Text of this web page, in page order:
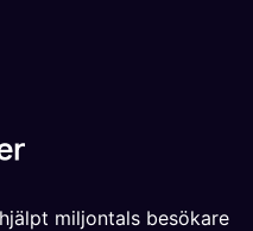
miljontals besökare